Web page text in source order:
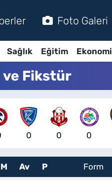
Foto Galeri
Sağlık Eğitim Ekonomi
ve Fikstür
0 0 0
M Av P
Form